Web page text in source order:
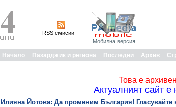
RSS емисии
Мобилна версия
Начало Пазарджик и региона Последни Архив
Това е
Актуалният сайт е
Илияна Йотова: Да променим България!